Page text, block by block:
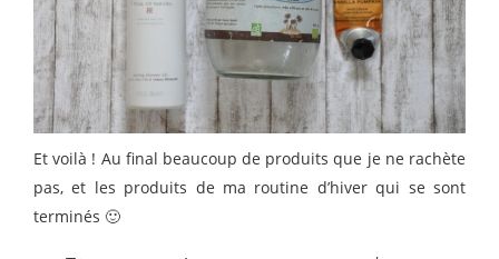
Et voilà ! Au final beaucoup de produits que je ne rachète
pas, et les produits de ma routine d’hiver qui se sont
terminés 🙂